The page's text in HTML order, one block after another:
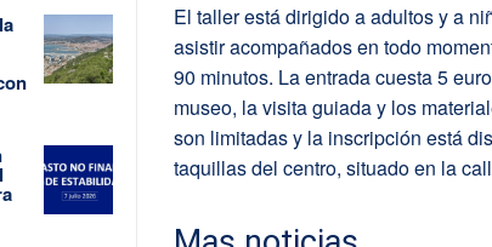
El taller está dirigido a adultos y a
asistir acompañados en todo
90 minutos. La entrada cuesta 5
museo, la visita guiada y los
son limitadas y la inscripción está
taquillas del centro, situado en la